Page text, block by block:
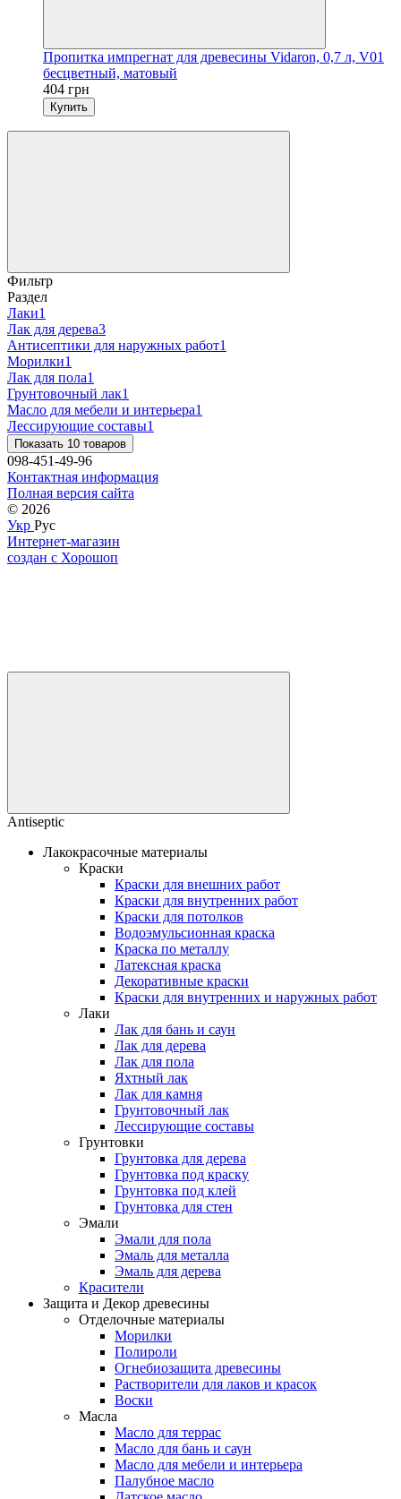
Пропитка импрегнат для древесины Vidaron, 0,7 л, V01
бесцветный, матовый
404 грн
Купить
Фильтр
Раздел
Лаки1
Лак для дерева3
Антисептики для наружных работ1
Морилки1
Лак для пола1
Грунтовочный лак1
Масло для мебели и интерьера1
Лессирующие составы1
Показать 10 товаров
098-451-49-96
Контактная информация
Полная версия сайта
© 2026
Укр Рус
Интернет-магазин
создан с Хорошоп
Antiseptic
Лакокрасочные материалы
Краски
Краски для внешних работ
Краски для внутренних работ
Краски для потолков
Водоэмульсионная краска
Краска по металлу
Латексная краска
Декоративные краски
Краски для внутренних и наружных работ
Лаки
Лак для бань и саун
Лак для дерева
Лак для пола
Яхтный лак
Лак для камня
Грунтовочный лак
Лессирующие составы
Грунтовки
Грунтовка для дерева
Грунтовка под краску
Грунтовка под клей
Грунтовка для стен
Эмали
Эмали для пола
Эмаль для металла
Эмаль для дерева
Красители
Защита и Декор древесины
Отделочные материалы
Морилки
Полироли
Огнебиозащита древесины
Растворители для лаков и красок
Воски
Масла
Масло для террас
Масло для бань и саун
Масло для мебели и интерьера
Палубное масло